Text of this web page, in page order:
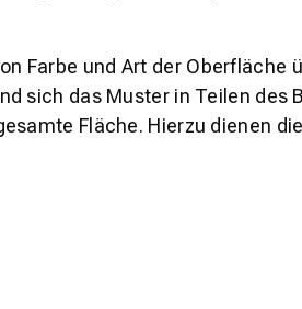
Farbe und Art der Oberfläche
sich das Muster in Teilen des
Fläche. Hierzu dienen